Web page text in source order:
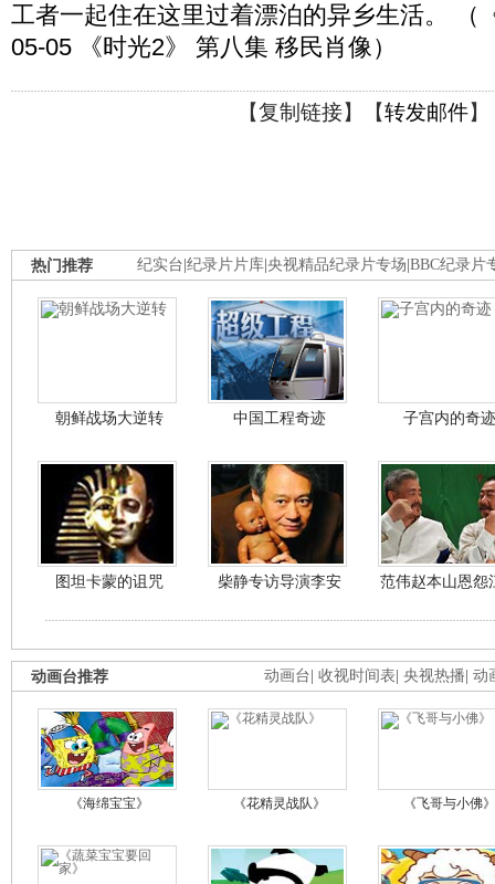
工者一起住在这里过着漂泊的异乡生活。 （
05-05 《时光2》 第八集 移民肖像）
【复制链接】【转发邮件】
纪实台 纪录片片库 央视精品纪录片专场 BBC纪录片
热门推荐
朝鲜战场大逆转 中国工程奇迹 子宫内的奇迹
图坦卡蒙的诅咒 柴静专访导演李安 范伟赵本山恩怨
动画台 收视时间表 央视热播 动
动画台推荐
《海绵宝宝》 《花精灵战队》 《飞哥与小佛》